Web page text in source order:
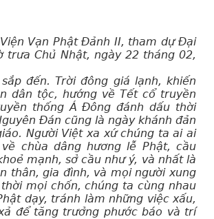
Vạn Phật Đảnh II, tham dự Đại
trưa Chủ Nhật, ngày 22 tháng 02,
đến. Trời đông giá lạnh, khiến
dân tộc, hướng về Tết cổ truyền
thống Á Đông đánh dấu thời
Đán cũng là ngày khánh đản
Người Việt xa xứ chúng ta ai ai
chùa dâng hương lễ Phật, cầu
mạnh, sở cầu như ý, và nhất là
thân, gia đình, và mọi người xung
mọi chốn, chúng ta cùng nhau
dạy, tránh làm những việc xấu,
để tăng trưởng phước báo và trí